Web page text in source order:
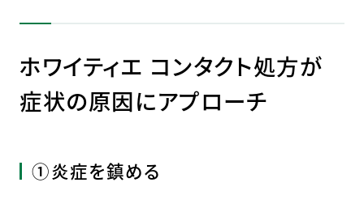
ホワイティエ コンタクト処方が
症状の原因にアプローチ
①炎症を鎮める